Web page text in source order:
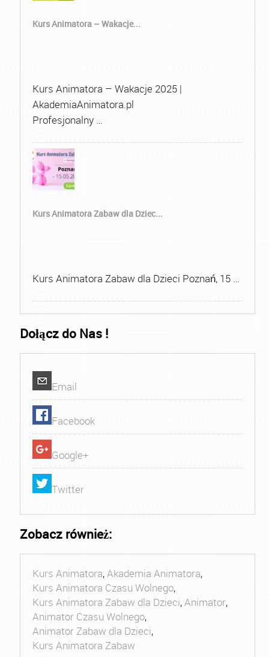
Kurs Animatora – Wakacje...
Kurs Animatora – Wakacje 2025 |
AkademiaAnimatora.pl
Profesjonalny …
Kurs Animatora Zabaw dla Dziec...
Kurs Animatora Zabaw dla Dzieci Poznań, 15 …
Dołącz do Nas !
Email
Facebook
Google+
Twitter
Zobacz również:
Kurs Animatora,Akademia Animatora,
Kurs Animatora Czasu Wolnego,
Kurs Animatora Zabaw dla Dzieci,Animator,
Animator Czasu Wolnego,
Animator Zabaw dla Dzieci,
Kurs Animatora Zabaw